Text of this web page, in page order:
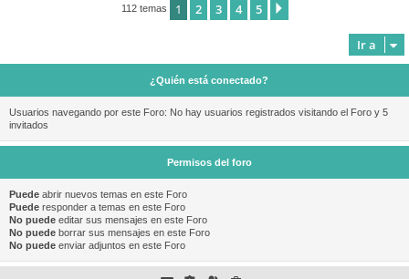
112 temas 1 2 3 4 5
Ir a
¿Quién está conectado?
Usuarios navegando por este Foro: No hay usuarios registrados visitando el Foro y 5
invitados
Permisos del foro
Puede abrir nuevos temas en este Foro
Puede responder a temas en este Foro
No puede editar sus mensajes en este Foro
No puede borrar sus mensajes en este Foro
No puede enviar adjuntos en este Foro